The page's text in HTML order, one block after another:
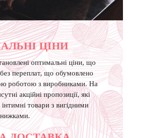
ЦІНИ
оптимальні ціни, що
без переплат, що обумовлено
роботою з виробниками. На
акційні пропозиції, які
товари з вигідними